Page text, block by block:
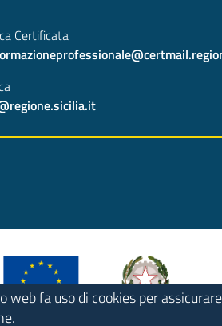
Certificata
web fa uso di cookies per